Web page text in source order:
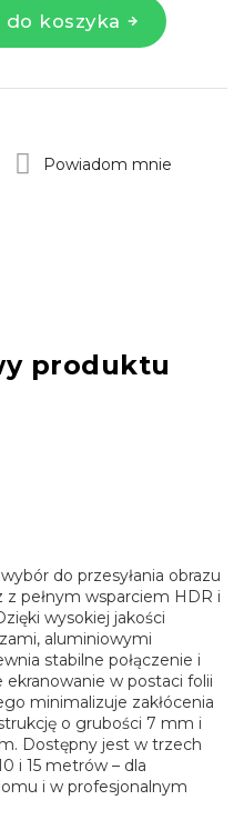
do koszyka
Powiadom mnie
produktu
do przesyłania obrazu
pełnym wsparciem HDR i
wysokiej jakości
aluminiowymi
stabilne połączenie i
w postaci folii
minimalizuje zakłócenia
o grubości 7 mm i
Dostępny jest w trzech
i 15 metrów – dla
i w profesjonalnym